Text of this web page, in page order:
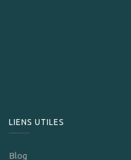
LIENS UTILES
Blog